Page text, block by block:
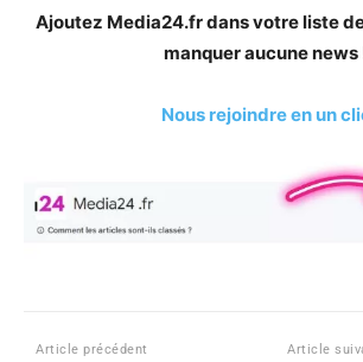
Ajoutez Media24.fr dans votre liste
manquer aucune news
Nous rejoindre en un
Article précédent Article